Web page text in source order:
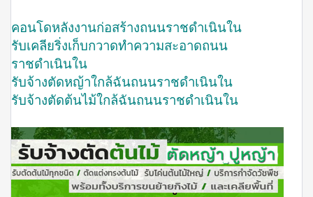
คอนโดหลังงานก่อสร้างถนนราชดำเนินใน
รับเคลียริ่งเก็บกวาดทำความสะอาดถนน
ราชดำเนินใน
รับจ้างตัดหญ้าใกล้ฉันถนนราชดำเนินใน
รับจ้างตัดต้นไม้ใกล้ฉันถนนราชดำเนินใน